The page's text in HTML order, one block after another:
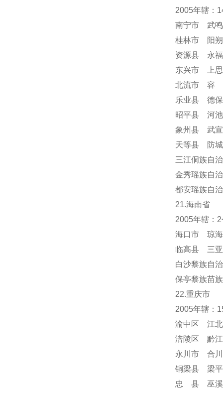
2005年辖：
南宁市 武
桂林市 阳
资源县 永
东兴市 上
北流市 容
乐业县 德
昭平县 河
象州县 武
天等县 防
三江侗族自
金秀瑶族自
都安瑶族自
21.海南省
2005年辖：
海口市 琼
临高县 三
白沙黎族自
保亭黎族苗
22.重庆市
2005年辖
渝中区 江
涪陵区 黔
永川市 合
铜梁县 梁
忠 县 巫溪